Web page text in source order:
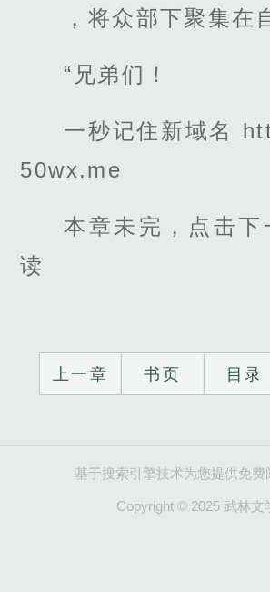
，将众部下聚集在
“兄弟们！
一秒记住新域名
50wx.me
本章未完，点击下
读
上一章 书页 目录
基于搜索引擎技术为您提供免费
Copyright © 2025 武林文